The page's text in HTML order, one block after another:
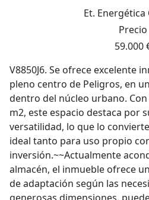
Et. Energética
Precio
59.000
V8850J6. Se ofrece excelente
pleno centro de Peligros, en
dentro del núcleo urbano.
m2, este espacio destaca por
versatilidad, lo que lo
ideal tanto para uso propio
inversión.~~Actualmente
almacén, el inmueble ofrece
de adaptación según las